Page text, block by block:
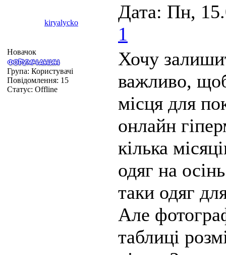
kiryalycko
Дата: Пн,
1
Новачок
Група: Користувачі
Повідомлення: 15
Статус: Offline
Хочу
важливо,
місця для
онлайн
кілька
одяг на
таки одяг
Але
таблиці